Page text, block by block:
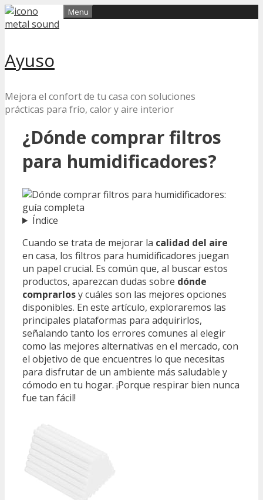
Skip
to
Ayuso
Mejora el confort de tu casa con soluciones
prácticas para frío, calor y aire interior
Menu
¿Dónde comprar filtros
para humidificadores?
Índice
Cuando se trata de mejorar la calidad del aire
en casa, los filtros para humidificadores juegan
un papel crucial. Es común que, al buscar estos
productos, aparezcan dudas sobre dónde
comprarlosy cuáles son las mejores opciones
disponibles. En este artículo, exploraremos las
principales plataformas para adquirirlos,
señalando tanto los errores comunes al elegir
como las mejores alternativas en el mercado, con
el objetivo de que encuentres lo que necesitas
para disfrutar de un ambiente más saludable y
cómodo en tu hogar. ¡Porque respirar bien nunca
fue tan fácil!